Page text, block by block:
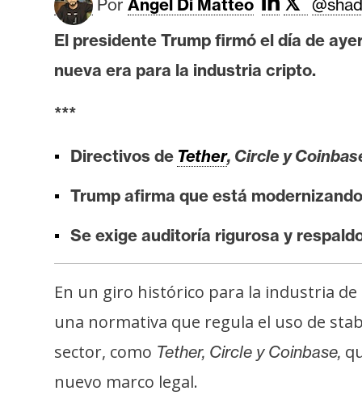
i
s
s
o
a
d
e
P
e
n
s
Por Angel Di Matteo
El presidente Trump firmó el día de
nueva era para la industria cripto.
***
Directivos de Tether, Circle y
Trump afirma que está
Se exige auditoría rigurosa y
En un giro histórico para la industria
una normativa que regula el uso de
sector, como Tether, Circle y Coinbase,
nuevo marco legal.